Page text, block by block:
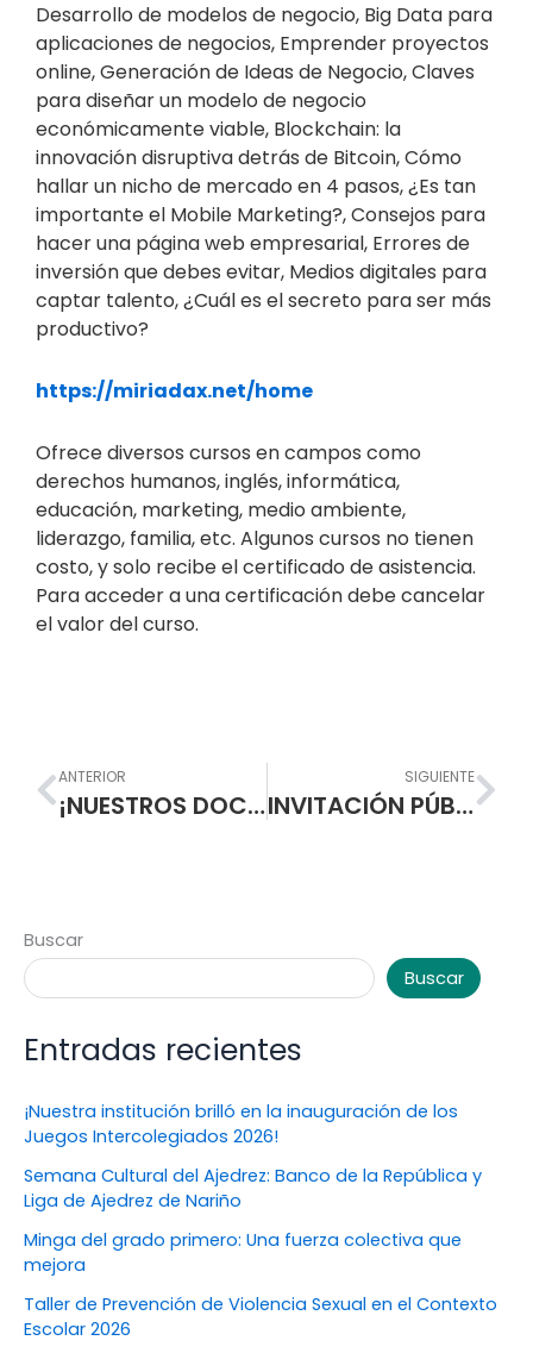
Desarrollo de modelos de negocio, Big Data para
aplicaciones de negocios, Emprender proyectos
online, Generación de Ideas de Negocio, Claves
para diseñar un modelo de negocio
económicamente viable, Blockchain: la
innovación disruptiva detrás de Bitcoin, Cómo
hallar un nicho de mercado en 4 pasos, ¿Es tan
importante el Mobile Marketing?, Consejos para
hacer una página web empresarial, Errores de
inversión que debes evitar, Medios digitales para
captar talento, ¿Cuál es el secreto para ser más
productivo?
https://miriadax.net/home
Ofrece diversos cursos en campos como
derechos humanos, inglés, informática,
educación, marketing, medio ambiente,
liderazgo, familia, etc. Algunos cursos no tienen
costo, y solo recibe el certificado de asistencia.
Para acceder a una certificación debe cancelar
el valor del curso.
Prev
ANTERIOR
¡NUESTROS DOCENTES SE CERTIFICAN EN CAMPUS VIRTUAL!
SIGUIENTE
INVITACIÓN PÚBLICA No. 03 DE 2020 – Herramientas manuales de jardinería, agricultura y deforestación
Buscar
Buscar
Entradas recientes
¡Nuestra institución brilló en la inauguración de los
Juegos Intercolegiados 2026!
Semana Cultural del Ajedrez: Banco de la República y
Liga de Ajedrez de Nariño
Minga del grado primero: Una fuerza colectiva que
mejora
Taller de Prevención de Violencia Sexual en el Contexto
Escolar 2026